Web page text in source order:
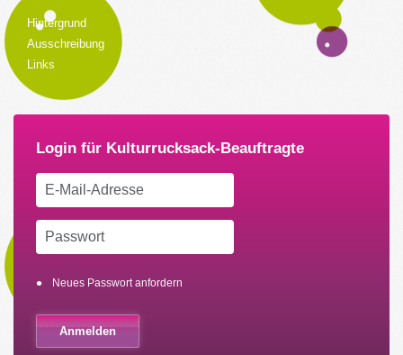
Hintergrund
Ausschreibung
Links
Neues Passwort anfordern